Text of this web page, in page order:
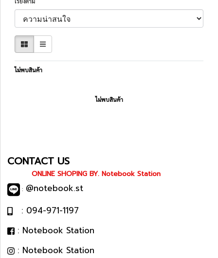
ไม่พบสินค้า
ไม่พบสินค้า
CONTACT US
ONLINE SHOPING BY. Notebook Station
: @notebook.st
: 094-971-1197
: Notebook Station
: Notebook Station